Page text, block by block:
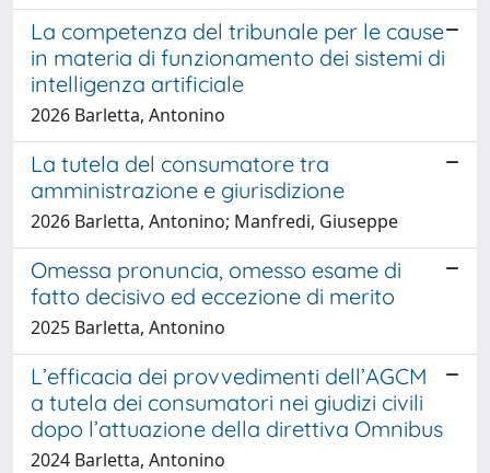
La competenza del tribunale per le cause
in materia di funzionamento dei sistemi di
intelligenza artificiale
2026 Barletta, Antonino
La tutela del consumatore tra
amministrazione e giurisdizione
2026 Barletta, Antonino; Manfredi, Giuseppe
Omessa pronuncia, omesso esame di
fatto decisivo ed eccezione di merito
2025 Barletta, Antonino
L’efficacia dei provvedimenti dell’AGCM
a tutela dei consumatori nei giudizi civili
dopo l’attuazione della direttiva Omnibus
2024 Barletta, Antonino